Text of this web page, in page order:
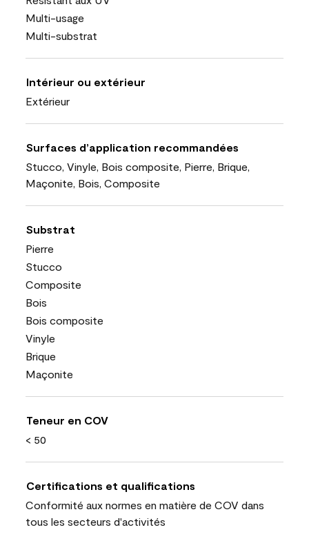
Multi-usage
Multi-substrat
Intérieur ou extérieur
Extérieur
Surfaces d’application recommandées
Stucco, Vinyle, Bois composite, Pierre, Brique,
Maçonite, Bois, Composite
Substrat
Pierre
Stucco
Composite
Bois
Bois composite
Vinyle
Brique
Maçonite
Teneur en COV
< 50
Certifications et qualifications
Conformité aux normes en matière de COV dans
tous les secteurs d'activités